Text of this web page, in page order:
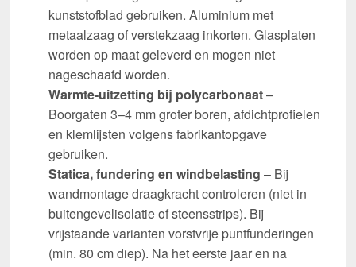
kunststofblad gebruiken. Aluminium met
metaalzaag of verstekzaag inkorten. Glasplaten
worden op maat geleverd en mogen niet
nageschaafd worden.
Warmte-uitzetting bij polycarbonaat–
Boorgaten 3–4 mm groter boren, afdichtprofielen
en klemlijsten volgens fabrikantopgave
gebruiken.
Statica, fundering en windbelasting – Bij
wandmontage draagkracht controleren (niet in
buitengevelisolatie of steensstrips). Bij
vrijstaande varianten vorstvrije puntfunderingen
(min. 80 cm diep). Na het eerste jaar en na